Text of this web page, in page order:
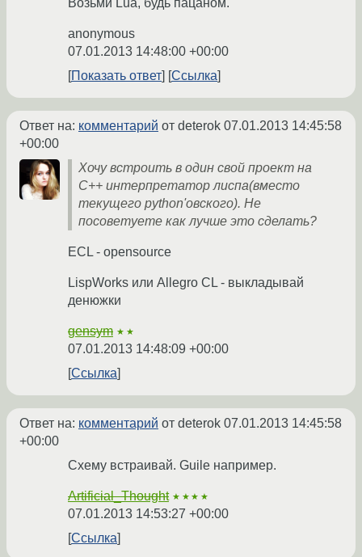
Возьми Lua, будь пацаном.
anonymous
07.01.2013 14:48:00 +00:00
Показать ответ
Ссылка
Ответ на: комментарий от deterok 07.01.2013 14:45:58
+00:00
Хочу встроить в один свой проект на
C++ интерпретатор лиспа(вместо
текущего python'овского). Не
посоветуете как лучше это сделать?
ECL - opensource
LispWorks или Allegro CL - выкладывай
денюжки
gensym ★★
07.01.2013 14:48:09 +00:00
Ссылка
Ответ на: комментарий от deterok 07.01.2013 14:45:58
+00:00
Схему встраивай. Guile например.
Artificial_Thought ★★★★
07.01.2013 14:53:27 +00:00
Ссылка